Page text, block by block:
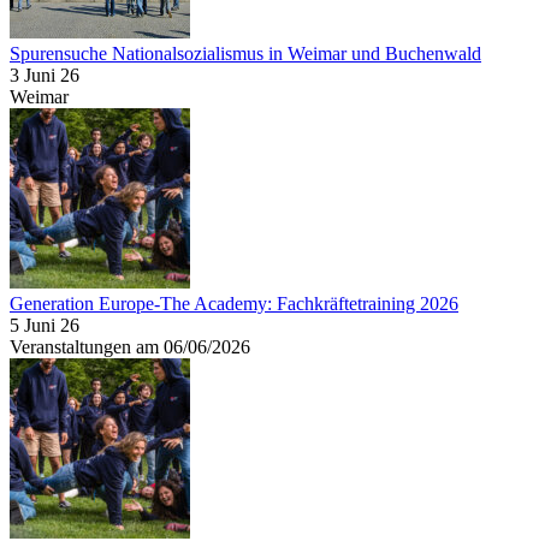
Spurensuche Nationalsozialismus in Weimar und Buchenwald
3 Juni 26
Weimar
Generation Europe-The Academy: Fachkräftetraining 2026
5 Juni 26
Veranstaltungen am 06/06/2026